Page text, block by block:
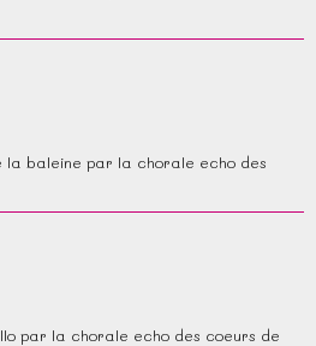
la baleine par la chorale echo des
par la chorale echo des coeurs de